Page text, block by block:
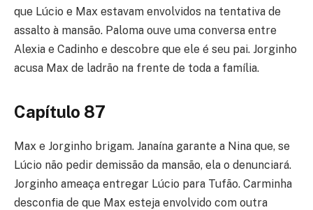
que Lúcio e Max estavam envolvidos na tentativa de
assalto à mansão. Paloma ouve uma conversa entre
Alexia e Cadinho e descobre que ele é seu pai. Jorginho
acusa Max de ladrão na frente de toda a família.
Capítulo 87
Max e Jorginho brigam. Janaína garante a Nina que, se
Lúcio não pedir demissão da mansão, ela o denunciará.
Jorginho ameaça entregar Lúcio para Tufão. Carminha
desconfia de que Max esteja envolvido com outra